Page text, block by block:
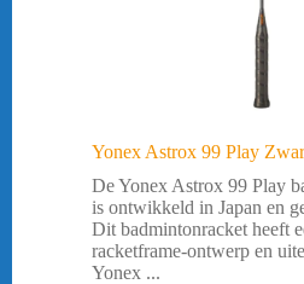
Yonex Astrox 99 Play
De Yonex Astrox 99 Play
is ontwikkeld in Japan en
Dit badmintonracket heeft
racketframe-ontwerp en
Yonex ...